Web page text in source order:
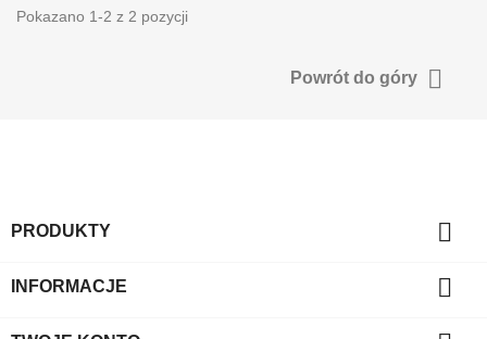
Pokazano 1-2 z 2 pozycji
Powrót do góry 
PRODUKTY 
INFORMACJE 